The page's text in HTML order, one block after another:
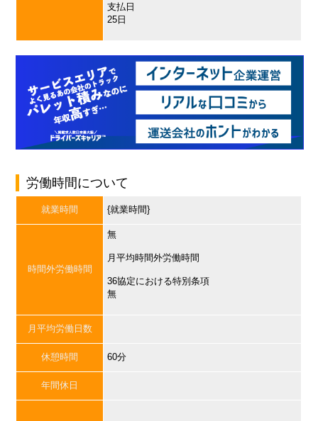
支払日
25日
労働時間について
就業時間 {就業時間}
時間外労働時間
無
月平均時間外労働時間
36協定における特別条項
無
月平均労働日数
休憩時間 60分
年間休日